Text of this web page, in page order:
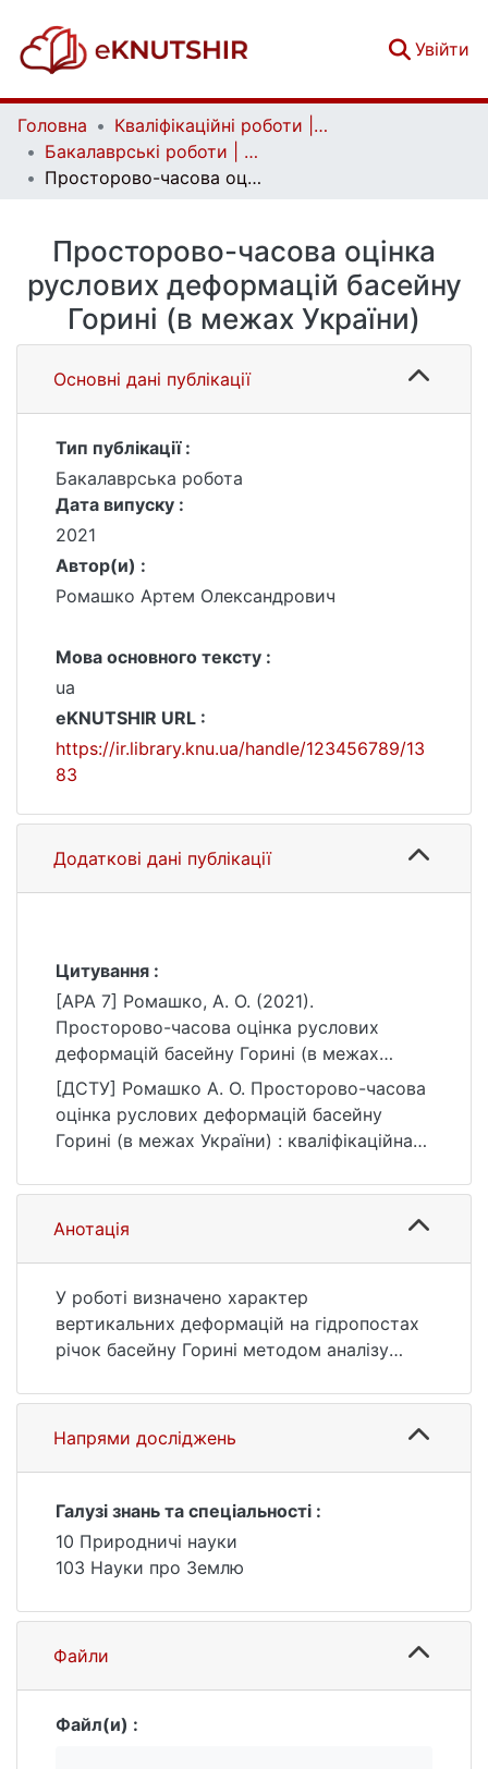
Увійти
Головна
Кваліфікаційні роботи | Qualifying works
Бакалаврські роботи | Bachelor theses
Просторово-часова оцінка руслових деформацій басейну Горині (в межах України)
Просторово-часова оцінка
руслових деформацій басейну
Горині (в межах України)
Основні дані публікації
Тип публікації :
Бакалаврська робота
Дата випуску :
2021
Автор(и) :
Ромашко Артем Олександрович
Мова основного тексту :
ua
eKNUTSHIR URL :
https://ir.library.knu.ua/handle/123456789/13
83
Додаткові дані публікації
Цитування :
[APA 7] Ромашко, А. О. (2021).
Просторово-часова оцінка руслових
деформацій басейну Горині (в межах
України) [Бакалаврська робота, Київський
національний університет імені Тараса
Шевченка]. eKNUTSHIR.
https://ir.library.knu.ua/handle/123456789/13
83
[ДСТУ] Ромашко А. О. Просторово-часова
оцінка руслових деформацій басейну
Горині (в межах України) : кваліфікаційна
Київ, 2021. 57 с. URL:
https://ir.library.knu.ua/handle/123456789/13
83 (дата звернення: 25.07.2026).
Анотація
У роботі визначено характер
вертикальних деформацій на гідропостах
річок басейну Горині методом аналізу
горизонтальних деформацій на певних
гідропостах методом співставлення
топографічних карт України за минулі роки
супутникових фотознімків тієї ж
місцевості.
Напрями досліджень
Галузі знань та спеціальності :
10 Природничі науки
103 Науки про Землю
Файли
Файл(и) :